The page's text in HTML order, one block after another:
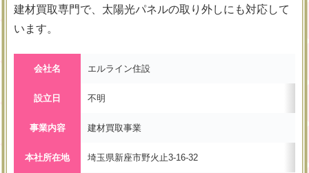
建材買取専門で、太陽光パネルの取り外しにも対応して
います。
会社名 エルライン住設
設立日 不明
事業内容 建材買取事業
本社所在地 埼玉県新座市野火止3-16-32